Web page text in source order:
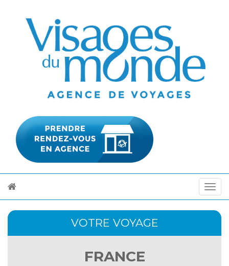
VOTRE VOYAGE
FRANCE